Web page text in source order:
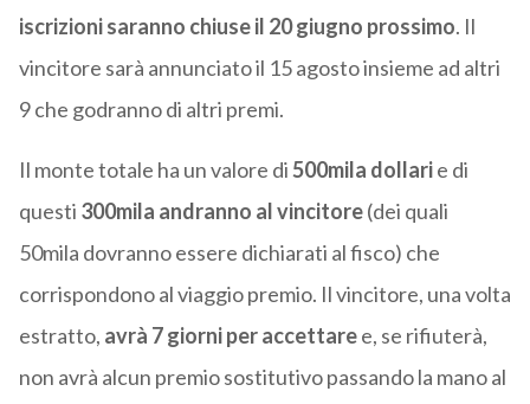
iscrizioni saranno chiuse il 20 giugno prossimo. Il
vincitore sarà annunciato il 15 agosto insieme ad altri
9 che godranno di altri premi.
Il monte totale ha un valore di500mila dollarie di
questi 300mila andranno al vincitore(dei quali
50mila dovranno essere dichiarati al fisco) che
corrispondono al viaggio premio. Il vincitore, una volta
estratto, avrà 7 giorni per accettaree, se rifiuterà,
non avrà alcun premio sostitutivo passando la mano al